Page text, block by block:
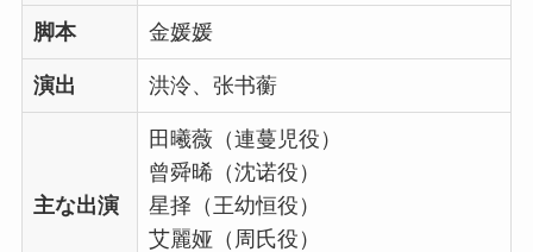
脚本 金媛媛
演出 洪泠、张书蘅
主な出演
田曦薇（連蔓児役）
曾舜晞（沈诺役）
星择（王幼恒役）
艾麗娅（周氏役）